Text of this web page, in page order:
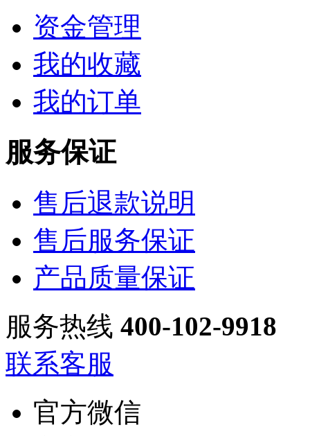
资金管理
我的收藏
我的订单
服务保证
售后退款说明
售后服务保证
产品质量保证
服务热线 400-102-9918
联系客服
官方微信